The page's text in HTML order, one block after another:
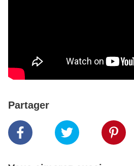
Partager